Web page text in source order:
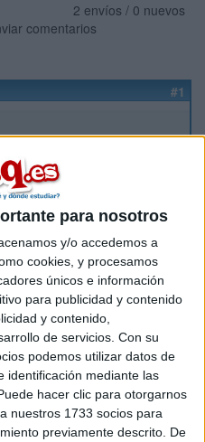
para nosotros
y/o accedemos a
cookies, y procesamos
únicos e información
para publicidad y contenido
y contenido,
de servicios. Con su
podemos utilizar datos de
identificación mediante las
hacer clic para otorgarnos
nuestros 1733 socios para
previamente descrito. De
2 envíos / 0 nuevos
comentarios
#1
estudiar estilismo y
encuentro universidad en la
si no es en Madrid. Lo unico
es una universidad pública.
estilismo en Madrid pero
no aparece el grado de
GRACIAS.